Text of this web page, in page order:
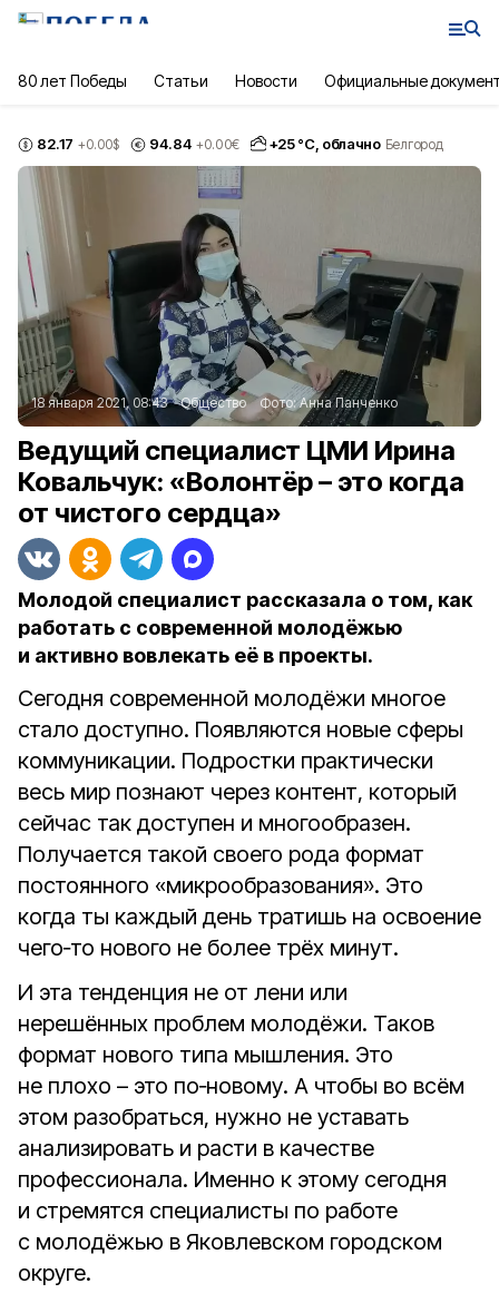
80 лет Победы Статьи Новости Официальные
82.17 +0.00$ 94.84 +0.00€ +25°С, облачно Белгород
18 января 2021, 08:43 Общество Фото:Анна Панченко
Ведущий специалист ЦМИ Ирина
Ковальчук: «Волонтёр – это когда
от чистого сердца»
Молодой специалист рассказала о том, как
работать с современной молодёжью
и активно вовлекать её в проекты.
Сегодня современной молодёжи многое
стало доступно. Появляются новые сферы
коммуникации. Подростки практически
весь мир познают через контент, который
сейчас так доступен и многообразен.
Получается такой своего рода формат
постоянного «микрообразования». Это
когда ты каждый день тратишь на освоение
чего‑то нового не более трёх минут.
И эта тенденция не от лени или
нерешённых проблем молодёжи. Таков
формат нового типа мышления. Это
не плохо – это по‑новому. А чтобы во всём
этом разобраться, нужно не уставать
анализировать и расти в качестве
профессионала. Именно к этому сегодня
и стремятся специалисты по работе
с молодёжью в Яковлевском городском
округе.